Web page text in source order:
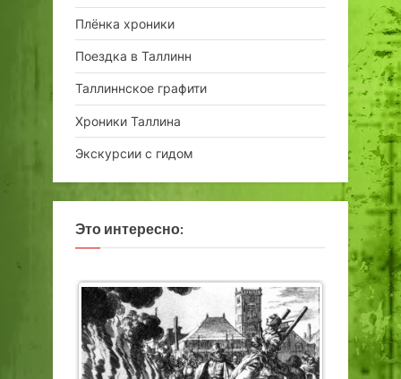
Плёнка хроники
Поездка в Таллинн
Таллиннское графити
Хроники Таллина
Экскурсии с гидом
Это интересно: